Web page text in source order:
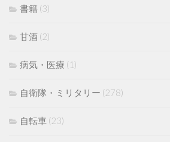
書籍 (3)
甘酒 (2)
病気・医療 (1)
自衛隊・ミリタリー (278)
自転車 (23)